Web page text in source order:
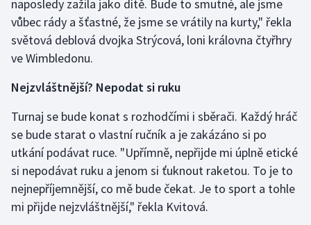
Short track
Sportovní střelba
Stolní tenis
Triatlon
Veslování
Vodní slalom
naposledy zažila jako dítě. Bude to smutné, ale jsme
vůbec rády a šťastné, že jsme se vrátily na kurty," řekla
světová deblová dvojka Strýcová, loni královna čtyřhry
ve Wimbledonu.
Nejzvláštnější? Nepodat si ruku
Turnaj se bude konat s rozhodčími i sběrači. Každý hráč
se bude starat o vlastní ručník a je zakázáno si po
utkání podávat ruce. "Upřímně, nepřijde mi úplně etické
si nepodávat ruku a jenom si ťuknout raketou. To je to
nejnepříjemnější, co mě bude čekat. Je to sport a tohle
mi přijde nejzvláštnější," řekla Kvitová.